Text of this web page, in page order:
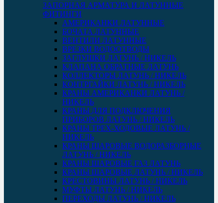
ЗАПОРНАЯ АРМАТУРА И ЛАТУННЫЕ
ФИТИНГИ
АМЕРИКАНКИ ЛАТУННЫЕ
БОЧАТА ЛАТУННЫЕ
ВЕНТИЛИ ЛАТУННЫЕ
ВРЕЗКИ ВОДООТВОДЫ
ЗАГЛУШКИ ЛАТУНЬ / НИКЕЛЬ
КЛАПАНА ОБРАТНЫЕ ЛАТУНЬ
КОЛЛЕКТОРЫ ЛАТУНЬ / НИКЕЛЬ
КОНТРГАЙКИ ЛАТУНЬ / НИКЕЛЬ
КРАНЫ АМЕРИКАНКИ ЛАТУНЬ /
НИКЕЛЬ
КРАНЫ ДЛЯ ПОДКЛЮЧЕНИЯ
ПРИБОРОВ ЛАТУНЬ / НИКЕЛЬ
КРАНЫ ТРЕХ-ХОДОВЫЕ ЛАТУНЬ /
НИКЕЛЬ
КРАНЫ ШАРОВЫЕ ВОДОРАЗБОРНЫЕ
ЛАТУНЬ / НИКЕЛЬ
КРАНЫ ШАРОВЫЕ ГАЗ ЛАТУНЬ
КРАНЫ ШАРОВЫЕ ЛАТУНЬ / НИКЕЛЬ
КРЕСТОВИНЫ ЛАТУНЬ / НИКЕЛЬ
МУФТЫ ЛАТУНЬ / НИКЕЛЬ
ПЕРЕХОДЫ ЛАТУНЬ / НИКЕЛЬ